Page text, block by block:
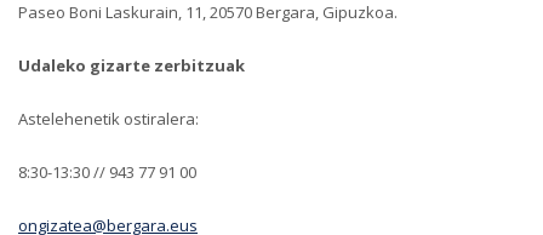
Paseo Boni Laskurain, 11, 20570 Bergara, Gipuzkoa.
Udaleko gizarte zerbitzuak
Astelehenetik ostiralera:
8:30-13:30 // 943 77 91 00
ongizatea@bergara.eus